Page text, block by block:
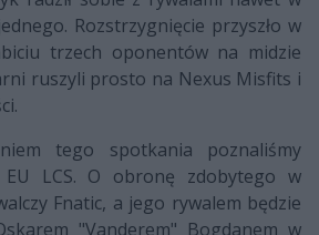
Rozstrzygnięcie przyszło w
trzech oponentów na midzie
ruszyli prosto na Nexus Misfits i
tego spotkania poznaliśmy
LCS. O obronę zdobytego w
Fnatic, a jego rywalem będzie
"Vanderem" Bogdanem w